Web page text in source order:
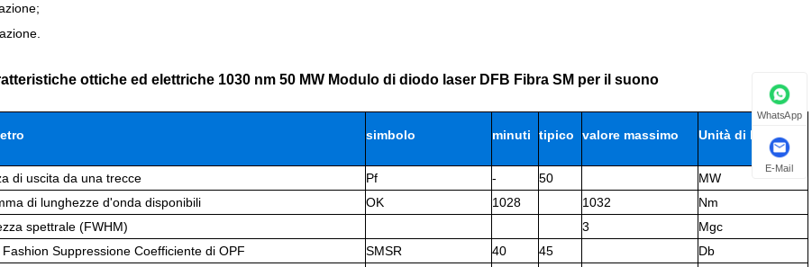
ottiche ed elettriche 1030 nm 50 MW Modulo di diodo laser DFB Fibra SM per il suono
simbolo minuti tipico valore massimo Unità di lavoro
di uscita da una trecce Pf - 50
MW
di lunghezze d'onda disponibili
OK 1028 1032
Nm
spettrale (FWHM)
3
Mgc
Suppressione Coefficiente di OPF
SMSR 40 45
Db
WhatsApp
E-Mail